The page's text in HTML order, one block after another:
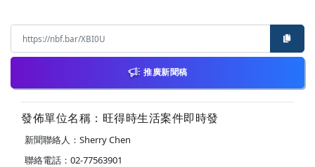
推廣新聞稿
發佈單位名稱：旺得時生活案件即時發
新聞聯絡人：Sherry Chen
聯絡電話：02-77563901